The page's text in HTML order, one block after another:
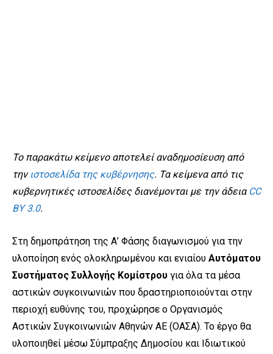
Το παρακάτω κείμενο αποτελεί αναδημοσίευση από
την ιστοσελίδα της κυβέρνησης. Τα κείμενα από τις
κυβερνητικές ιστοσελίδες διανέμονται με την άδεια CC
BY 3.0.
Στη δημοπράτηση της Α’ Φάσης διαγωνισμού για την
υλοποίηση ενός ολοκληρωμένου και ενιαίου Αυτόματου
Συστήματος Συλλογής Κομίστρου για όλα τα μέσα
αστικών συγκοινωνιών που δραστηριοποιούνται στην
περιοχή ευθύνης του, προχώρησε ο Οργανισμός
Αστικών Συγκοινωνιών Αθηνών ΑΕ (ΟΑΣΑ). Το έργο θα
υλοποιηθεί μέσω Σύμπραξης Δημοσίου και Ιδιωτικού